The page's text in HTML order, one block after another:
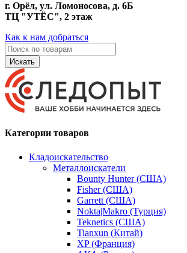
г. Орёл, ул. Ломоносова, д. 6Б
ТЦ "УТЁС", 2 этаж
Как к нам добраться
Искать
Категории товаров
Кладоискательство
Металлоискатели
Bounty Hunter (США)
Fisher (США)
Garrett (США)
Nokta|Makro (Турция)
Teknetics (США)
Tianxun (Китай)
XP (Франция)